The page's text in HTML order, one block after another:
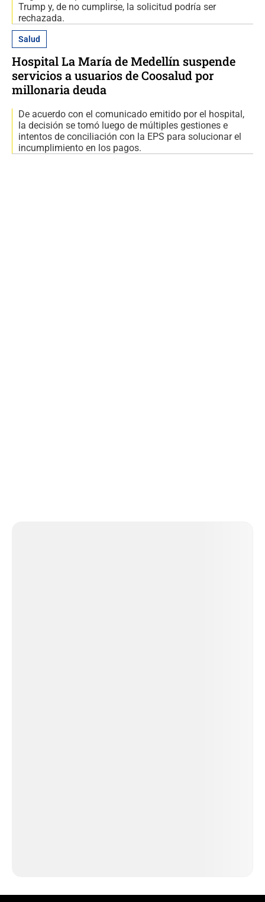
Trump y, de no cumplirse, la solicitud podría ser
rechazada.
Salud
Hospital La María de Medellín suspende
servicios a usuarios de Coosalud por
millonaria deuda
De acuerdo con el comunicado emitido por el hospital,
la decisión se tomó luego de múltiples gestiones e
intentos de conciliación con la EPS para solucionar el
incumplimiento en los pagos.